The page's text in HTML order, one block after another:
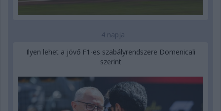
4 napja
Ilyen lehet a jövő F1-es szabályrendszere Domenicali
szerint